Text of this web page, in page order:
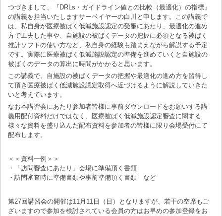
つづきまして、『DRLs・ガイドライン値との比較（最適化）の指標』
の講義を担当いたしますサーベイヤーの白川と申します。この講義で
は、私自身が医療被ばく低減施設認定の受審にあたり、最適化の進め
方で工夫した事や、自施設の被ばくデータの把握に必須となる被ばく
推計ソフトの使い方など、私自身の経験も踏まえながら解説する予定
です。実際に医療被ばく低減施設認定の準備を進めていくと自施設の
被ばくのデータの算出に時間がかかると思います。
この講義で、自施設の被ばくデータの把握や最適化の進め方を習得し
て頂き医療被ばく低減施設認定取得へ近づけるように解説していきた
いと考えています。
なお本講習会にあたり参加者皆様に事前ダウンロードをお願いする講
義用配付資料だけではなく、医療被ばく低減施設認定審査に関する
様々な資料を盛り込んだ配布資料を参加者の皆様に限り会場受付にて
配布します。
＜＜資料一例＞＞
・「訪問審査にあたり」会場に準備頂く書類
・訪問審査時に準備書類や事前準備頂く書類 など
第27回講習会の開催は11月11日（日）となりますが、若干の空席もご
ざいますので参加を検討されている会員の方はお早めの参加登録をお